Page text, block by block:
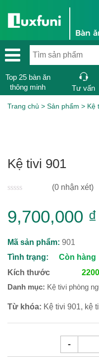
Bàn
Top 25 bàn ăn
thông minh
Tư vấn
Trang chủ > Sản phẩm > Kệ
Kệ tivi 901
(0 nhận xét)
9,700,000 ₫
Mã sản phẩm: 901
Tình trạng:
Còn hàng
Kích thước
Danh mục: Kệ tivi phòng
Từ khóa: Kệ tivi 901, kệ
-